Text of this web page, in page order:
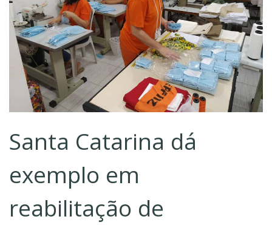
Santa Catarina dá
exemplo em
reabilitação de